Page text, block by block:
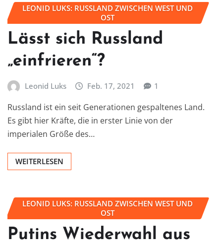
LEONID LUKS: RUSSLAND ZWISCHEN WEST UND
OST
Lässt sich Russland
„einfrieren“?
Leonid Luks Feb. 17, 2021 1
Russland ist ein seit Generationen gespaltenes Land.
Es gibt hier Kräfte, die in erster Linie von der
imperialen Größe des…
WEITERLESEN
LEONID LUKS: RUSSLAND ZWISCHEN WEST UND
OST
Putins Wiederwahl aus